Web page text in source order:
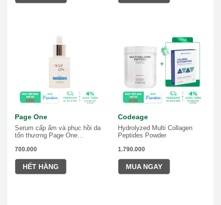
Page One
Serum cấp ẩm và phục hồi da
tổn thương Page One
700.000
HẾT HÀNG
Codeage
Hydrolyzed Multi Collagen
Peptides Powder
1.790.000
MUA NGAY